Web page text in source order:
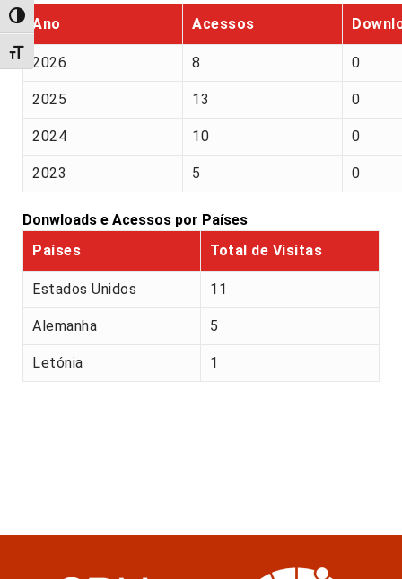
Alternar alto contraste
Alternar tamanho da fonte
Ano Acessos
2026 8 0
2025 13 0
2024 10 0
2023 5 0
Donwloads e Acessos por Países
Países
Total de Visitas
Estados Unidos 11
Alemanha 5
Letónia 1